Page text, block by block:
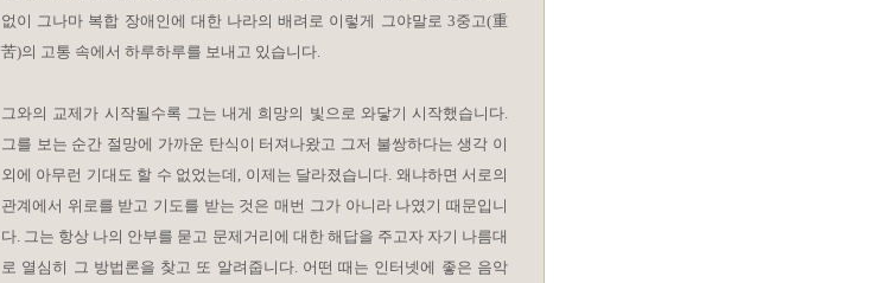
없이 그나마 복합 장애인에 대한 나라의 배려로 이렇게 그야말로 3중고(重
苦)의 고통 속에서 하루하루를 보내고 있습니다.
그와의 교제가 시작될수록 그는 내게 희망의 빛으로 와닿기 시작했습니다.
그를 보는 순간 절망에 가까운 탄식이 터져나왔고 그저 불쌍하다는 생각 이
외에 아무런 기대도 할 수 없었는데, 이제는 달라졌습니다. 왜냐하면 서로의
관계에서 위로를 받고 기도를 받는 것은 매번 그가 아니라 나였기 때문입니
다. 그는 항상 나의 안부를 묻고 문제거리에 대한 해답을 주고자 자기 나름대
로 열심히 그 방법론을 찾고 또 알려줍니다. 어떤 때는 인터넷에 좋은 음악